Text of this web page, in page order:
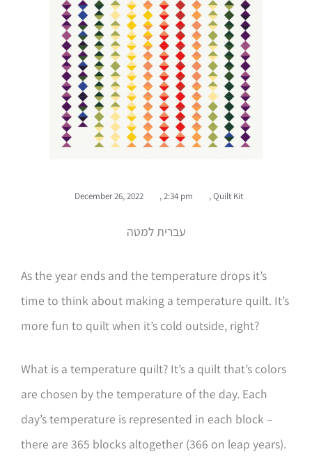
December 26, 2022 ,2:34 pm ,Quilt Kit
עברית למטה
As the year ends and the temperature drops it’s
time to think about making a temperature quilt. It’s
more fun to quilt when it’s cold outside, right?
What is a temperature quilt? It’s a quilt that’s colors
are chosen by the temperature of the day. Each
day’s temperature is represented in each block –
there are 365 blocks altogether (366 on leap years).